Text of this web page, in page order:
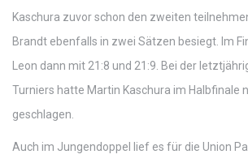
Kaschura zuvor schon den zweiten
Brandt ebenfalls in zwei Sätzen besiegt. Im
Leon dann mit 21:8 und 21:9. Bei der
Turniers hatte Martin Kaschura im Halbfinale
geschlagen.
Auch im Jungendoppel lief es für die Union